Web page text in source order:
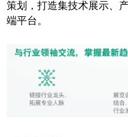
策划，打造集技术展示、
端平台。